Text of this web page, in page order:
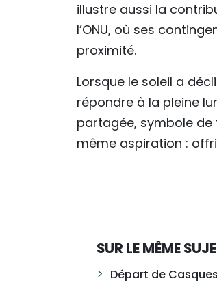
illustre aussi la
l’ONU, où ses
proximité.
Lorsque le soleil a
répondre à la pleine
partagée, symbole de
même aspiration :
SUR LE MÊME
Départ de